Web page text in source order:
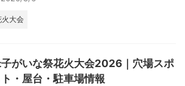
火大会
がいな祭花火大会2026｜穴場スポ
ト・屋台・駐車場情報